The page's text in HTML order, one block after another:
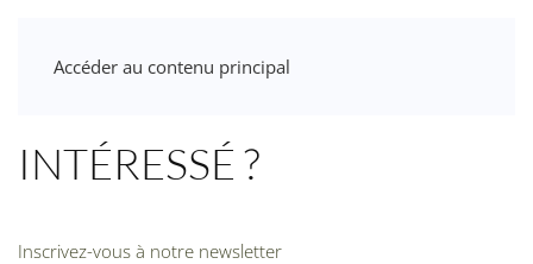
Accéder au contenu principal
INTÉRESSÉ ?
Inscrivez-vous à notre newsletter